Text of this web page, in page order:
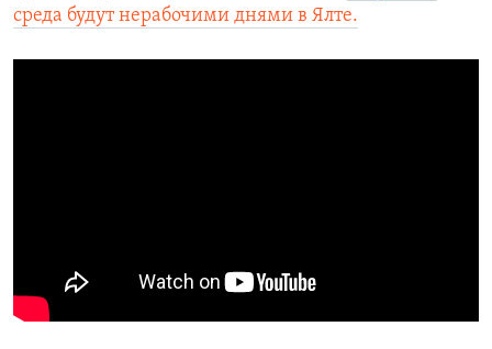
среда будут нерабочими днями в Ялте.